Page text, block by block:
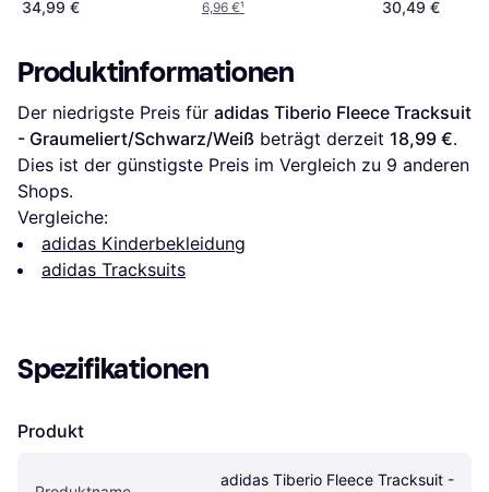
34,99 € 6,96 €¹ 30,49 €
Produktinformationen
Der niedrigste Preis für adidas Tiberio Fleece Tracksuit
- Graumeliert/Schwarz/Weiß beträgt derzeit 18,99 €.
Dies ist der günstigste Preis im Vergleich zu 9 anderen
Shops.
Vergleiche:
adidas Kinderbekleidung
adidas Tracksuits
Spezifikationen
Produkt
adidas Tiberio Fleece Tracksuit -